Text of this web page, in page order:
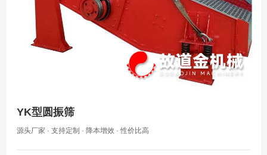
新闻资讯
开云线上官网-开云（中国）
YK型圆振筛
源头厂家 · 支持定制 · 降本增效 · 性价比高